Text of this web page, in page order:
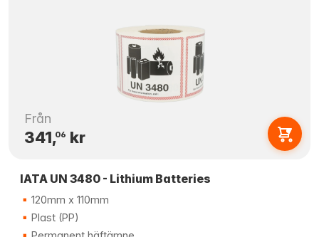
Från
341,06 kr
IATA UN 3480 - Lithium Batteries
120mm x 110mm
Plast (PP)